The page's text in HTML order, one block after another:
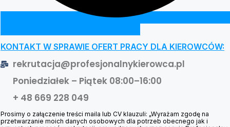
KONTAKT W SPRAWIE OFERT PRACY DLA KIEROWCÓW:
rekrutacja@profesjonalnykierowca.pl
Poniedziałek – Piątek 08:00–16:00
+ 48 669 228 049
Prosimy o załączenie treści maila lub CV klauzuli: „Wyrażam zgodę na
przetwarzanie moich danych osobowych dla potrzeb obecnego jak i